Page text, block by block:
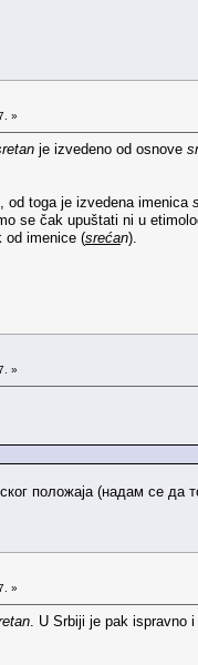
»
je izvedeno od osnove
od toga je izvedena imenica
se čak upuštati ni u
od imenice (srećan).
»
положаја (надам се да
»
. U Srbiji je pak ispravno